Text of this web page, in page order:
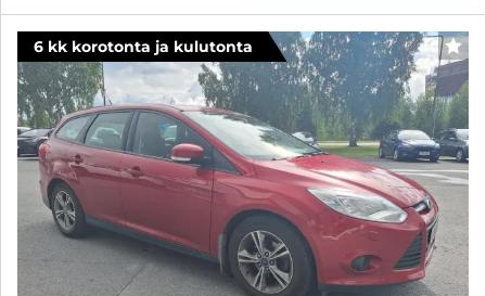
6 kk korotonta ja kulutonta